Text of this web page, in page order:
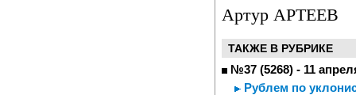
Артур АРТЕЕВ
ТАКЖЕ В РУБРИКЕ
№37 (5268) - 11
Рублем по